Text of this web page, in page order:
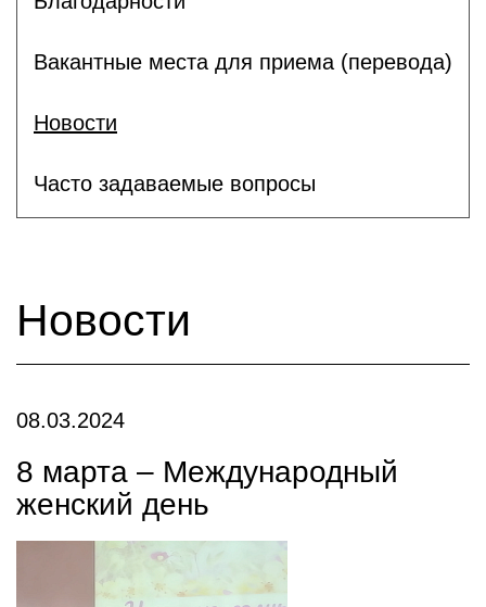
Вакантные места для приема (перевода)
Новости
Часто задаваемые вопросы
Новости
08.03.2024
8 марта – Международный
женский день